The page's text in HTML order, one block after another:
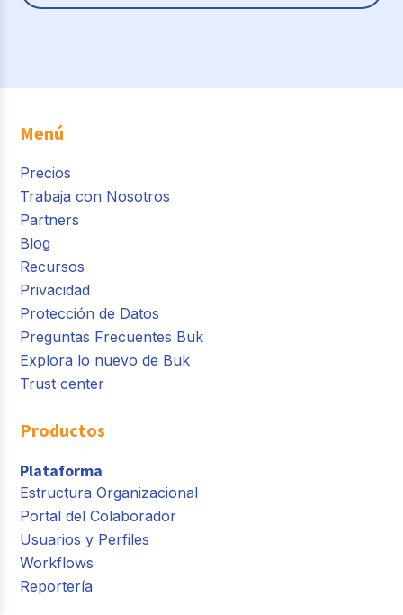
Menú
Precios
Trabaja con Nosotros
Partners
Blog
Recursos
Privacidad
Protección de Datos
Preguntas Frecuentes Buk
Explora lo nuevo de Buk
Trust center
Productos
Plataforma
Estructura Organizacional
Portal del Colaborador
Usuarios y Perfiles
Workflows
Reportería